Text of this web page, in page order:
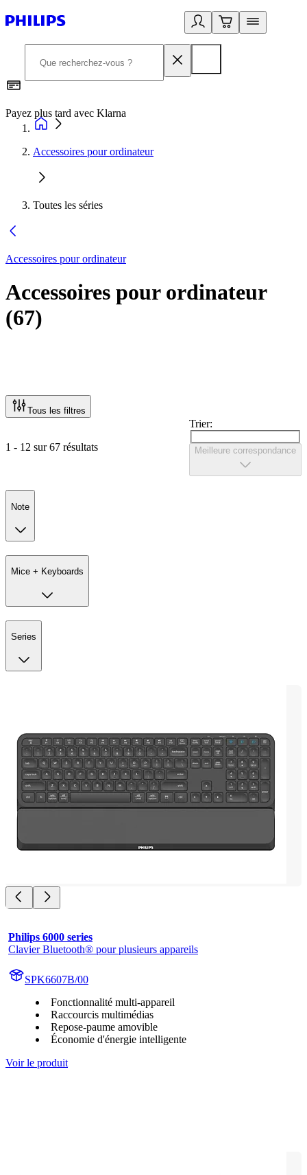
Payez plus tard avec Klarna
Accessoires pour ordinateur
Toutes les séries
Accessoires pour ordinateur
Accessoires pour ordinateur
(67)
Tous les filtres
1 - 12 sur 67 résultats
Trier:
Meilleure correspondance
Note
Mice + Keyboards
Series
Philips 6000 series
Clavier Bluetooth® pour plusieurs appareils
SPK6607B/00
Fonctionnalité multi-appareil
Raccourcis multimédias
Repose-paume amovible
Économie d'énergie intelligente
Voir le produit